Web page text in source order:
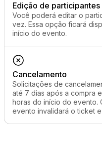
Edição de participantes
Você poderá editar o
vez. Essa opção ficará
início do evento.
Cancelamento
Solicitações de
até 7 dias após a compra
horas do início do evento.
evento invalidará o ticket